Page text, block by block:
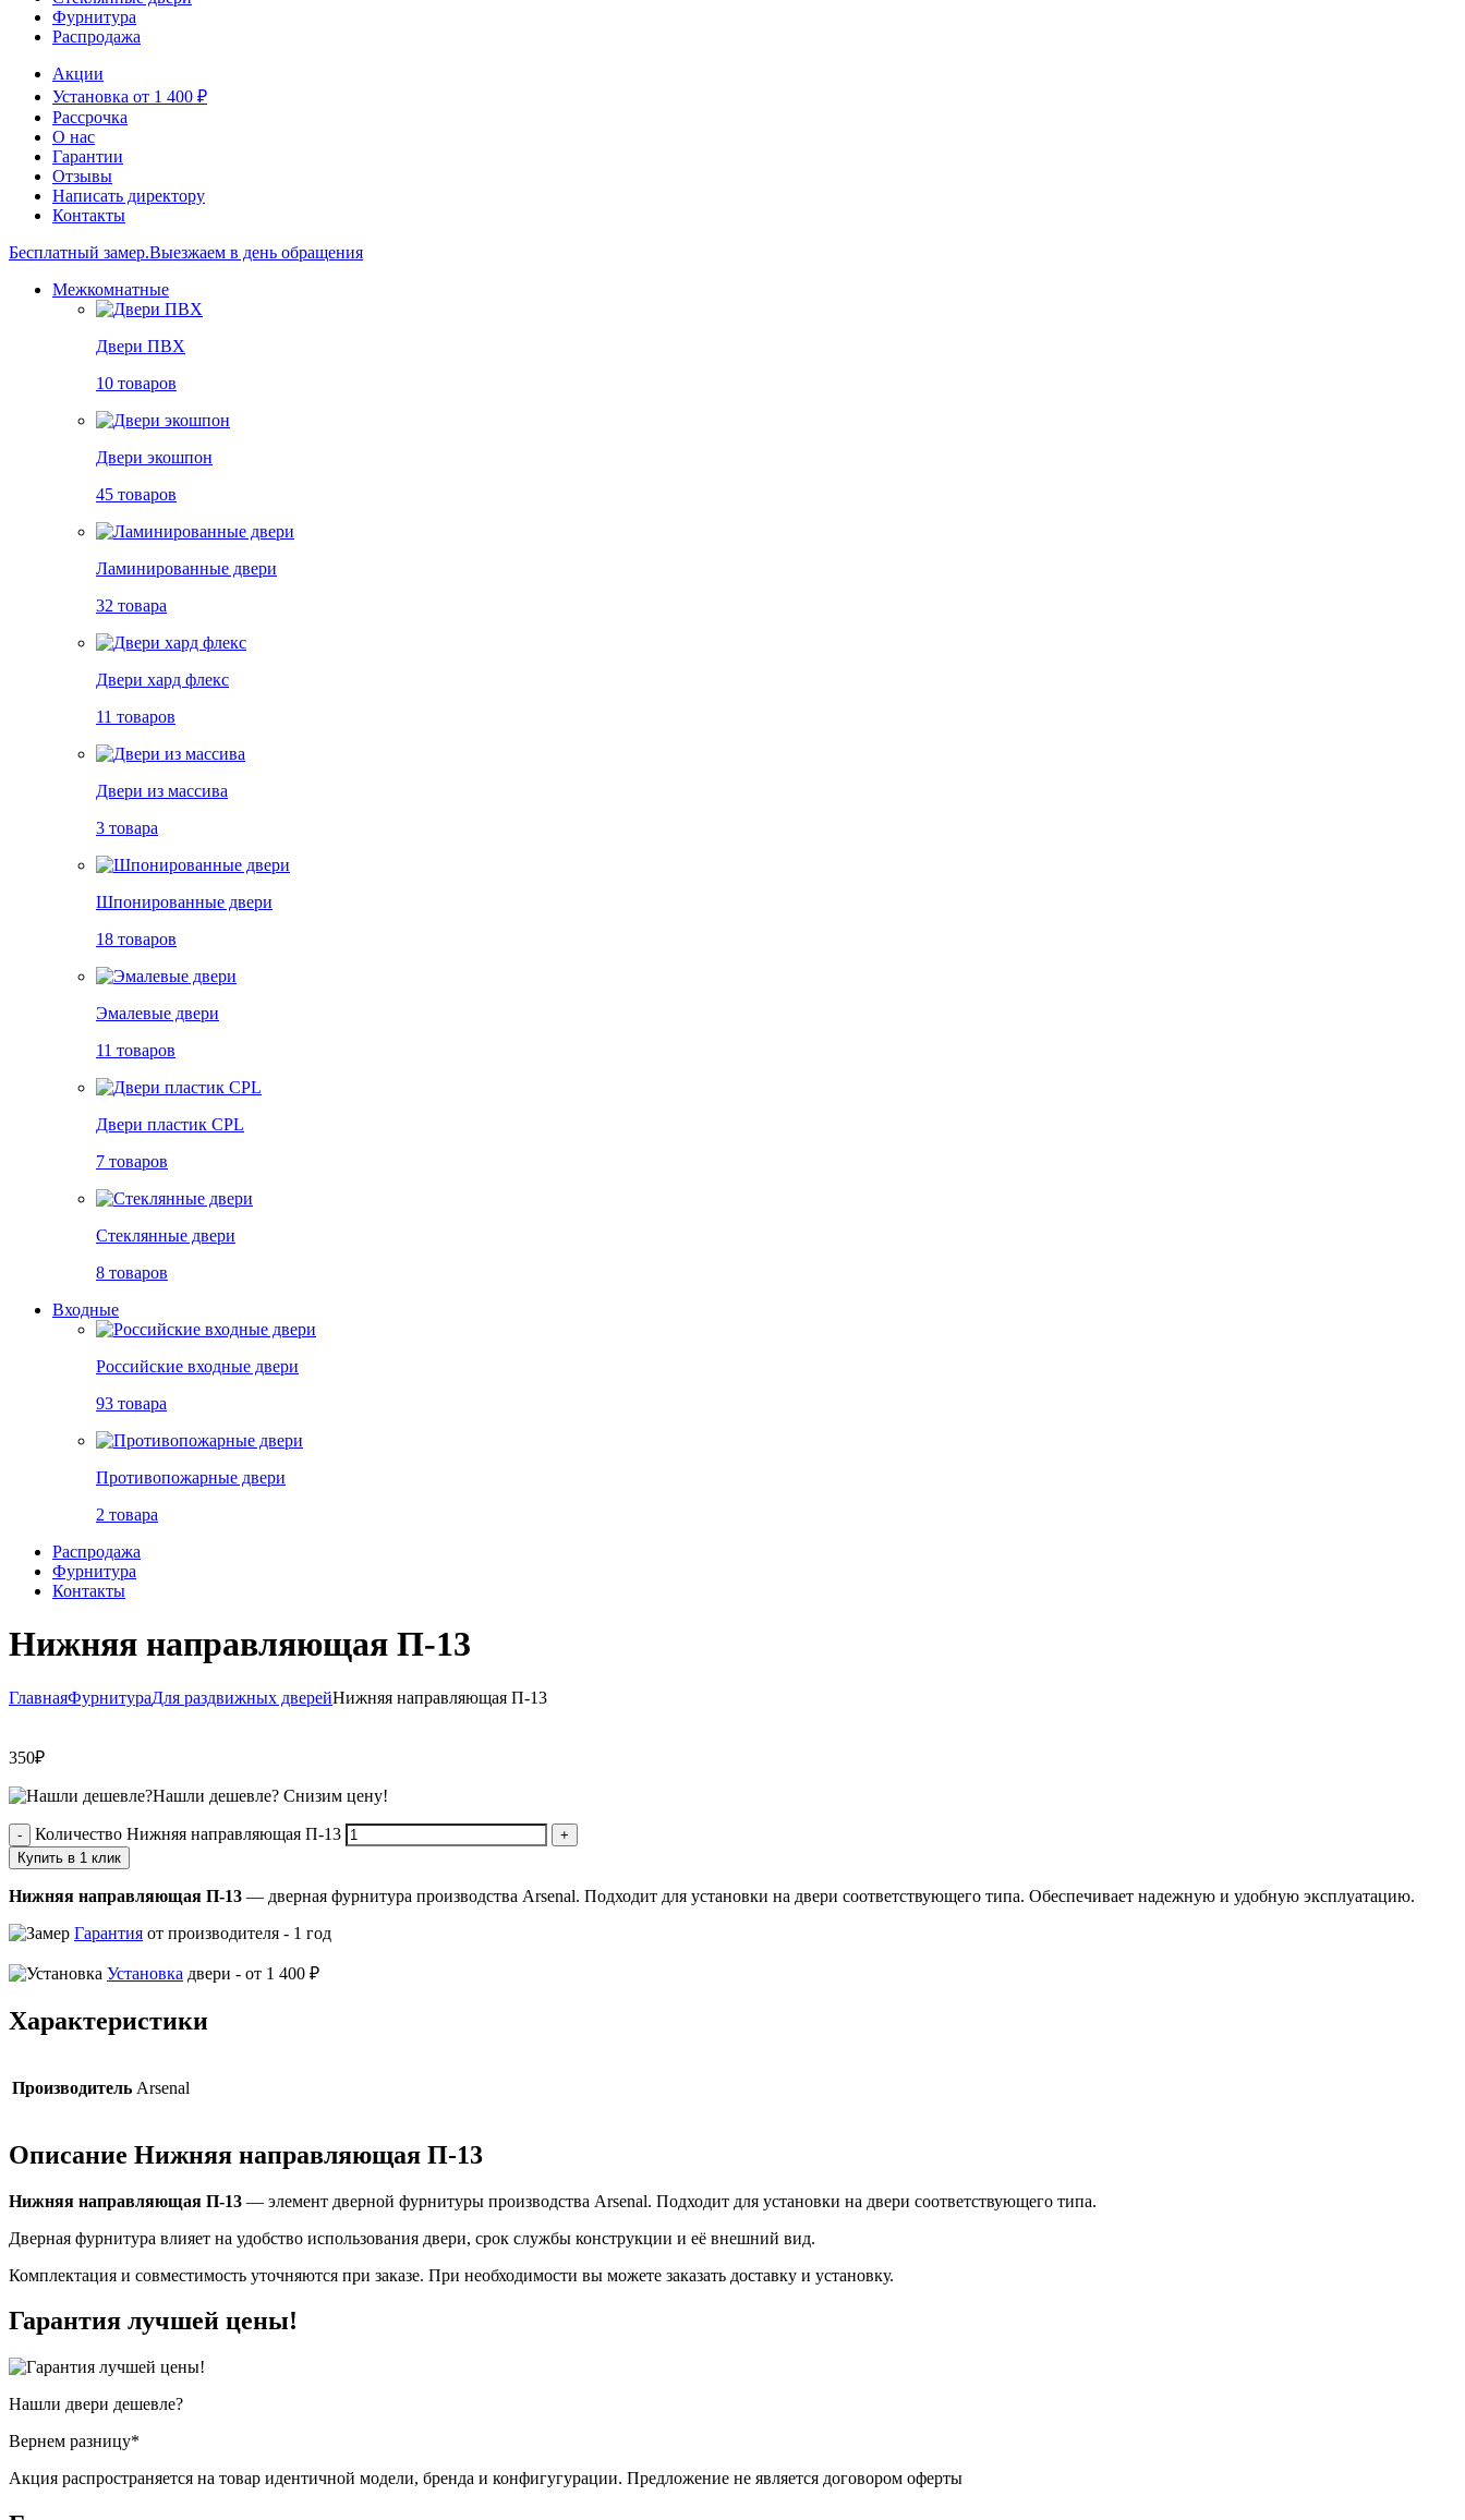
Фурнитура
Распродажа
Акции
Установка от 1 400 ₽
Рассрочка
О нас
Гарантии
Отзывы
Написать директору
Контакты
Бесплатный замер.Выезжаем в день обращения
Межкомнатные
Двери ПВХ
10 товаров
Двери экошпон
45 товаров
Ламинированные двери
32 товара
Двери хард флекс
11 товаров
Двери из массива
3 товара
Шпонированные двери
18 товаров
Эмалевые двери
11 товаров
Двери пластик CPL
7 товаров
Стеклянные двери
8 товаров
Входные
Российские входные двери
93 товара
Противопожарные двери
2 товара
Распродажа
Фурнитура
Контакты
Нижняя направляющая П-13
ГлавнаяФурнитураДля раздвижных дверейНижняя направляющая П-13
350₽
Нашли дешевле? Снизим цену!
Количество Нижняя направляющая П-13
Купить в 1 клик
Нижняя направляющая П-13 — дверная фурнитура производства Arsenal. Подходит для установки на двери соответствующего типа. Обеспечивает надежную и удобную эксплуатацию.
Гарантия от производителя - 1 год
Установка двери - от 1 400 ₽
Характеристики
Производитель Arsenal
Описание Нижняя направляющая П-13
Нижняя направляющая П-13 — элемент дверной фурнитуры производства Arsenal. Подходит для установки на двери соответствующего типа.
Дверная фурнитура влияет на удобство использования двери, срок службы конструкции и её внешний вид.
Комплектация и совместимость уточняются при заказе. При необходимости вы можете заказать доставку и установку.
Гарантия лучшей цены!
Нашли двери дешевле?
Вернем разницу*
Акция распространяется на товар идентичной модели, бренда и конфигугурации. Предложение не является договором оферты